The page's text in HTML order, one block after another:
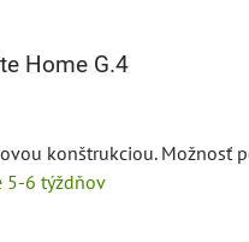
Home G.4
konštrukciou. Možnosť
5-6 týždňov